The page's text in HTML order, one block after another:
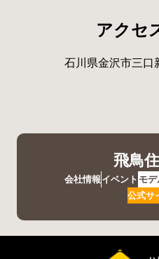
アクセ
石川県金沢市三口
飛鳥
会社情報 イベント モデ
公式サ